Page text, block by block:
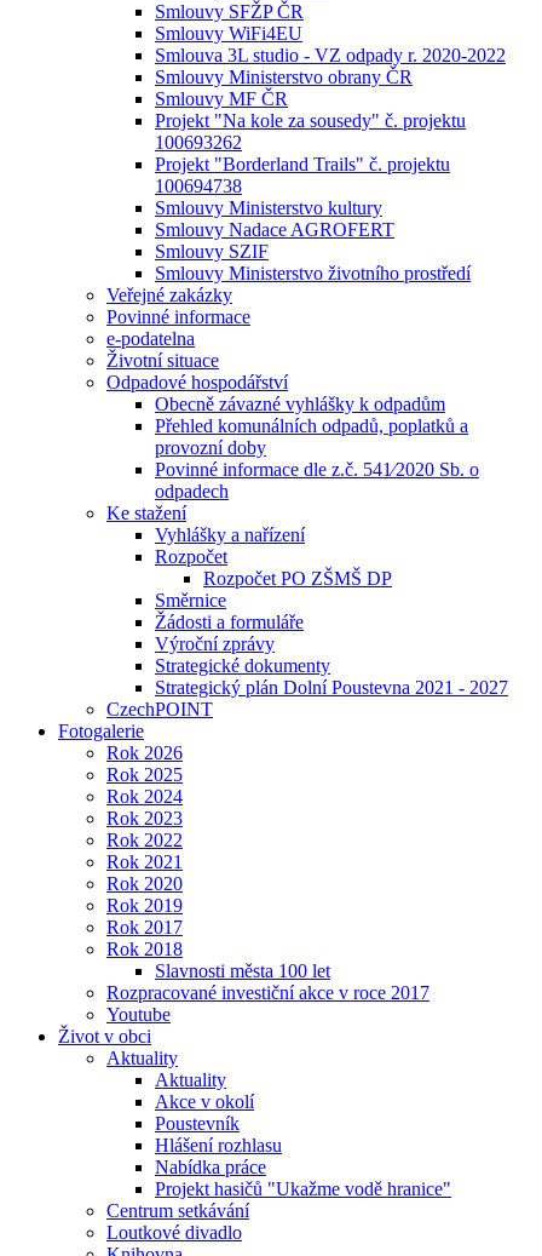
Smlouvy SFŽP ČR
Smlouvy WiFi4EU
Smlouva 3L studio - VZ odpady r. 2020-2022
Smlouvy Ministerstvo obrany ČR
Smlouvy MF ČR
Projekt "Na kole za sousedy" č. projektu
100693262
Projekt "Borderland Trails" č. projektu
100694738
Smlouvy Ministerstvo kultury
Smlouvy Nadace AGROFERT
Smlouvy SZIF
Smlouvy Ministerstvo životního prostředí
Veřejné zakázky
Povinné informace
e-podatelna
Životní situace
Odpadové hospodářství
Obecně závazné vyhlášky k odpadům
Přehled komunálních odpadů, poplatků a
provozní doby
Povinné informace dle z.č. 541⁄2020 Sb. o
odpadech
Ke stažení
Vyhlášky a nařízení
Rozpočet
Rozpočet PO ZŠMŠ DP
Směrnice
Žádosti a formuláře
Výroční zprávy
Strategické dokumenty
Strategický plán Dolní Poustevna 2021 - 2027
CzechPOINT
Fotogalerie
Rok 2026
Rok 2025
Rok 2024
Rok 2023
Rok 2022
Rok 2021
Rok 2020
Rok 2019
Rok 2017
Rok 2018
Slavnosti města 100 let
Rozpracované investiční akce v roce 2017
Youtube
Život v obci
Aktuality
Aktuality
Akce v okolí
Poustevník
Hlášení rozhlasu
Nabídka práce
Projekt hasičů "Ukažme vodě hranice"
Centrum setkávání
Loutkové divadlo